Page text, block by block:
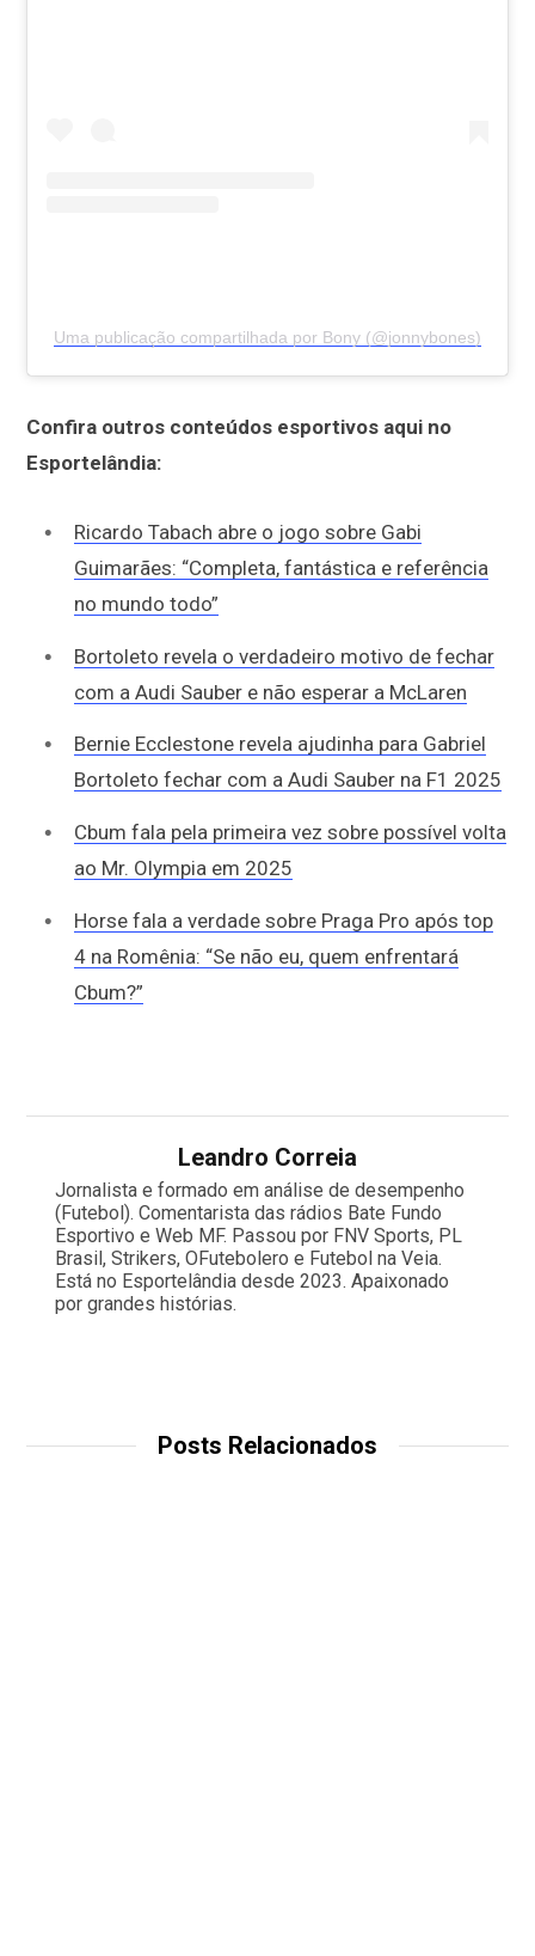
Uma publicação compartilhada por Bony (@jonnybones)
Confira outros conteúdos esportivos aqui no
Esportelândia:
Ricardo Tabach abre o jogo sobre Gabi
Guimarães: “Completa, fantástica e referência
no mundo todo”
Bortoleto revela o verdadeiro motivo de fechar
com a Audi Sauber e não esperar a McLaren
Bernie Ecclestone revela ajudinha para Gabriel
Bortoleto fechar com a Audi Sauber na F1 2025
Cbum fala pela primeira vez sobre possível volta
ao Mr. Olympia em 2025
Horse fala a verdade sobre Praga Pro após top
4 na Romênia: “Se não eu, quem enfrentará
Cbum?”
Leandro Correia
Jornalista e formado em análise de desempenho
(Futebol). Comentarista das rádios Bate Fundo
Esportivo e Web MF. Passou por FNV Sports, PL
Brasil, Strikers, OFutebolero e Futebol na Veia.
Está no Esportelândia desde 2023. Apaixonado
por grandes histórias.
Posts Relacionados